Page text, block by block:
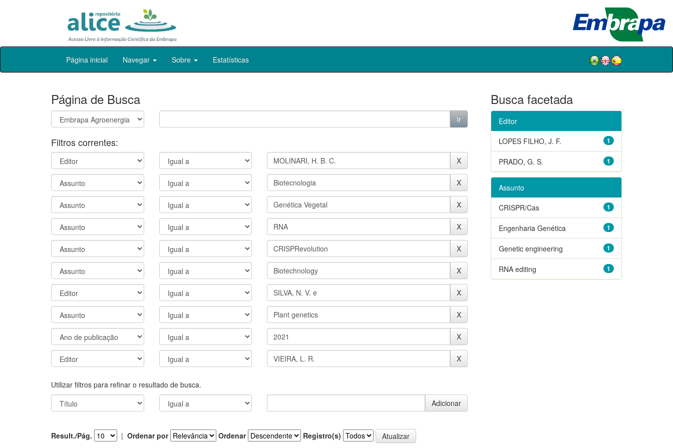
Skip
Página inicial Navegar Sobre Estatísticas
Página de Busca
Filtros correntes:
Utilizar filtros para refinar o resultado de busca.
Result./Pág. | Ordenar por Ordenar Registro(s)
Busca facetada
Editor
1
LOPES FILHO, J. F.
1
PRADO, G. S.
Assunto
1
CRISPR/Cas
1
Engenharia Genética
1
Genetic engineering
1
RNA editing